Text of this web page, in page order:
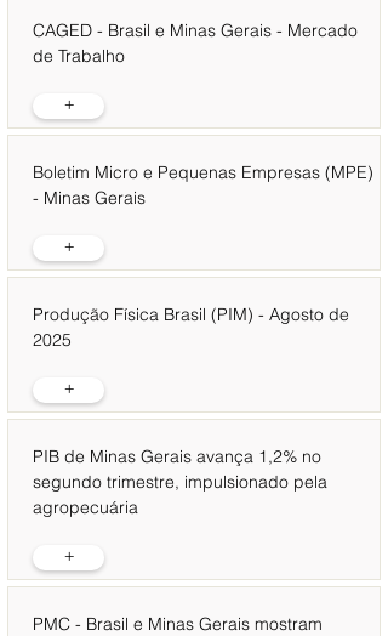
CAGED - Brasil e Minas Gerais - Mercado
de Trabalho
+
Boletim Micro e Pequenas Empresas (MPE)
- Minas Gerais
+
Produção Física Brasil (PIM) - Agosto de
2025
+
PIB de Minas Gerais avança 1,2% no
segundo trimestre, impulsionado pela
agropecuária
+
PMC - Brasil e Minas Gerais mostram